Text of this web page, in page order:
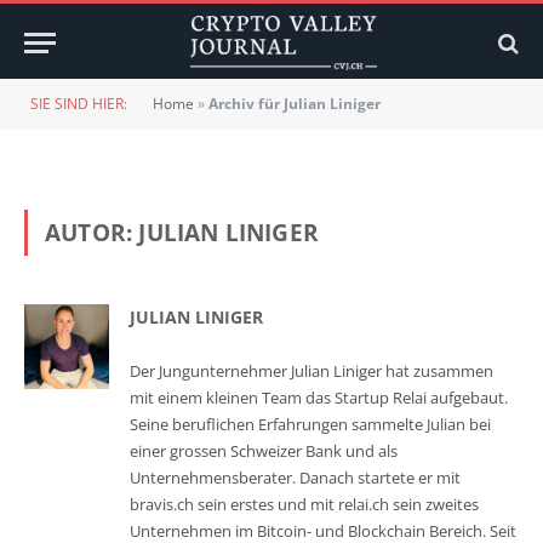
SIE SIND HIER: Home »Archiv für Julian Liniger
AUTOR: JULIAN LINIGER
JULIAN LINIGER
Der Jungunternehmer Julian Liniger hat zusammen
mit einem kleinen Team das Startup Relai aufgebaut.
Seine beruflichen Erfahrungen sammelte Julian bei
einer grossen Schweizer Bank und als
Unternehmensberater. Danach startete er mit
bravis.ch sein erstes und mit relai.ch sein zweites
Unternehmen im Bitcoin- und Blockchain Bereich. Seit